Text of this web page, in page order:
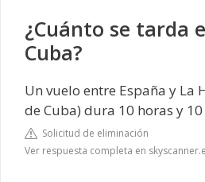
¿Cuánto se tarda
Cuba?
Un vuelo entre España y La
de Cuba) dura 10 horas y
Solicitud de eliminación
Ver respuesta completa en